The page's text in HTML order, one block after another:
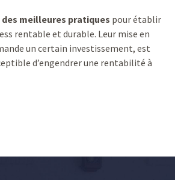
meilleures pratiques pour établir
rentable et durable. Leur mise en
un certain investissement, est
d’engendrer une rentabilité à